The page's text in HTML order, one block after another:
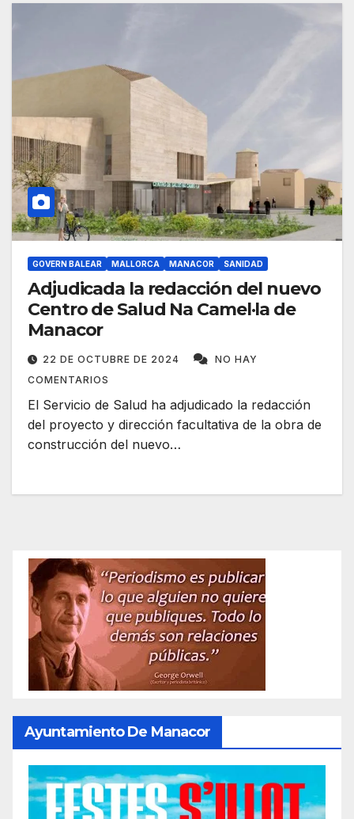
GOVERN BALEAR MALLORCA MANACOR SANIDAD
Adjudicada la redacción del nuevo
Centro de Salud Na Camel·la de
Manacor
22 DE OCTUBRE DE 2024
NO HAY
COMENTARIOS
El Servicio de Salud ha adjudicado la redacción
del proyecto y dirección facultativa de la obra de
construcción del nuevo…
Ayuntamiento De Manacor